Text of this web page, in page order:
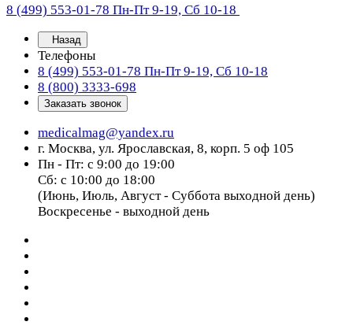
8 (499) 553-01-78 Пн-Пт 9-19, Сб 10-18
Назад
Телефоны
8 (499) 553-01-78 Пн-Пт 9-19, Сб 10-18
8 (800) 3333-698
Заказать звонок
medicalmag@yandex.ru
г. Москва, ул. Ярославская, 8, корп. 5 оф 105
Пн - Пт: с 9:00 до 19:00
Сб: с 10:00 до 18:00
(Июнь, Июль, Август - Суббота выходной день)
Воскресенье - выходной день